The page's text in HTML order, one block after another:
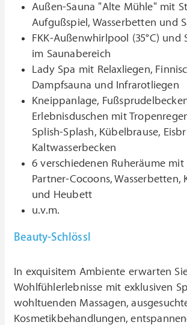
Außen-Sauna "Alte Mühle" mit
Aufgußspiel, Wasserbetten und
FKK-Außenwhirlpool (35°C) und
im Saunabereich
Lady Spa mit Relaxliegen,
Dampfsauna und Infrarotliegen
Kneippanlage,
Erlebnisduschen mit
Splish-Splash, Kübelbrause,
Kaltwasserbecken
6 verschiedenen Ruheräume mit
Partner-Cocoons, Wasserbetten,
und Heubett
u.v.m.
Beauty-Schlössl
In exquisitem Ambiente erwarten
Wohlfühlerlebnisse mit exklusiven
wohltuenden Massagen,
Kosmetikbehandlungen,